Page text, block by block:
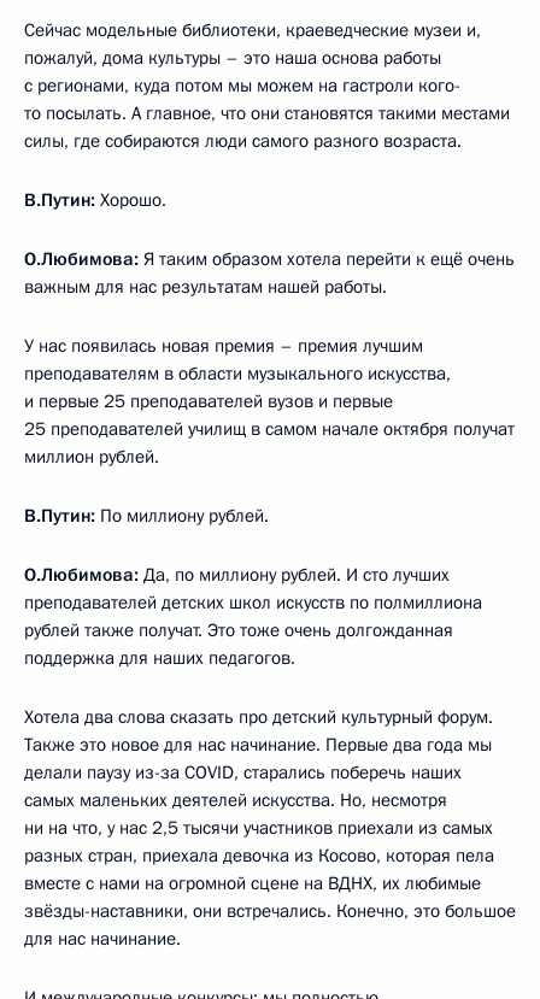
Сейчас модельные библиотеки, краеведческие музеи и,
пожалуй, дома культуры – это наша основа работы
с регионами, куда потом мы можем на гастроли кого-
то посылать. А главное, что они становятся такими местами
силы, где собираются люди самого разного возраста.
В.Путин: Хорошо.
О.Любимова: Я таким образом хотела перейти к ещё очень
важным для нас результатам нашей работы.
У нас появилась новая премия – премия лучшим
преподавателям в области музыкального искусства,
и первые 25 преподавателей вузов и первые
25 преподавателей училищ в самом начале октября получат
миллион рублей.
В.Путин: По миллиону рублей.
О.Любимова: Да, по миллиону рублей. И сто лучших
преподавателей детских школ искусств по полмиллиона
рублей также получат. Это тоже очень долгожданная
поддержка для наших педагогов.
Хотела два слова сказать про детский культурный форум.
Также это новое для нас начинание. Первые два года мы
делали паузу из-за COVID, старались поберечь наших
самых маленьких деятелей искусства. Но, несмотря
ни на что, у нас 2,5 тысячи участников приехали из самых
разных стран, приехала девочка из Косово, которая пела
вместе с нами на огромной сцене на ВДНХ, их любимые
звёзды-наставники, они встречались. Конечно, это большое
для нас начинание.